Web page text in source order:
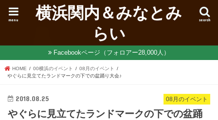
横浜関内＆みなとみ
らい
search
menu
Facebookページ（フォロアー28,000人）
HOME 00横浜のイベント
08月のイベント
やぐらに見立てたランドマークの下での盆踊り大会♪
08月のイベント
2018.08.25
やぐらに見立てたランドマークの下での盆踊